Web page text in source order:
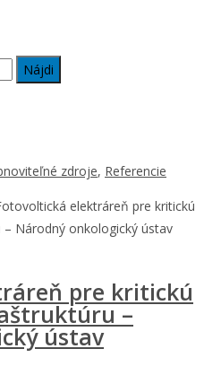
zdroje, Referencie
elektráreň pre kritickú
Národný onkologický ústav
pre kritickú
–
ústav